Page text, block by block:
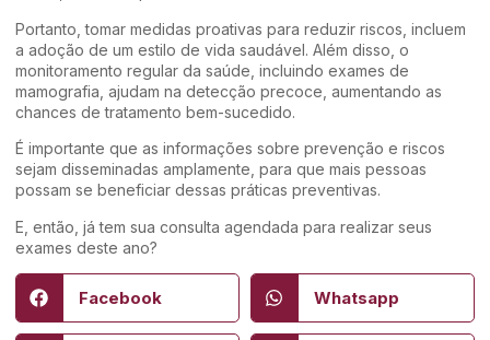
Portanto, tomar medidas proativas para reduzir riscos, incluem
a adoção de um estilo de vida saudável. Além disso, o
monitoramento regular da saúde, incluindo exames de
mamografia, ajudam na detecção precoce, aumentando as
chances de tratamento bem-sucedido.
É importante que as informações sobre prevenção e riscos
sejam disseminadas amplamente, para que mais pessoas
possam se beneficiar dessas práticas preventivas.
E, então, já tem sua consulta agendada para realizar seus
exames deste ano?
Facebook Whatsapp